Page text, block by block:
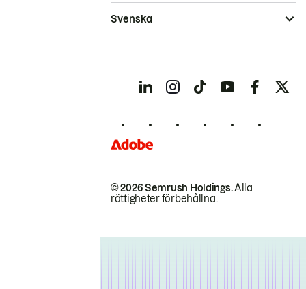
© 2026 Semrush Holdings.Alla
rättigheter förbehållna.
Svenska